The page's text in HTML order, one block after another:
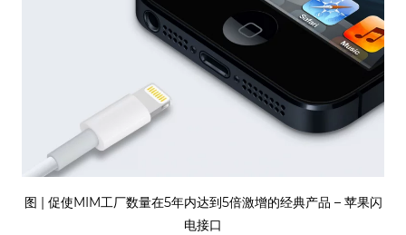
图 | 促使MIM工厂数量在5年内达到5倍激增的经典产品 – 苹果闪
电接口